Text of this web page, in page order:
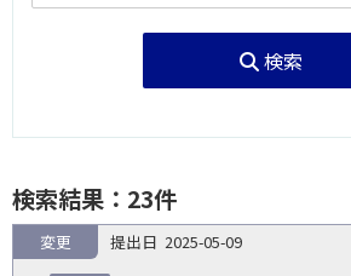
検索
検索結果：23件
告
2025-05-09
変更